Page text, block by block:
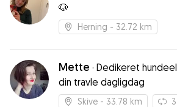
🐶
Herning - 32.72 km
Mette · Dedikeret
din travle dagligdag
Skive - 33.78 km 3